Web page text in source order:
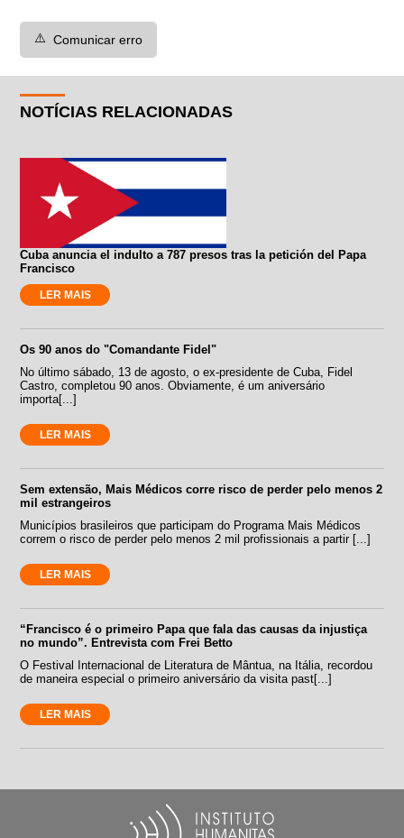
⚠️ Comunicar erro
NOTÍCIAS RELACIONADAS
Cuba anuncia el indulto a 787 presos tras la petición del Papa
Francisco
LER MAIS
Os 90 anos do "Comandante Fidel"
No último sábado, 13 de agosto, o ex-presidente de Cuba, Fidel
Castro, completou 90 anos. Obviamente, é um aniversário
importa[...]
LER MAIS
Sem extensão, Mais Médicos corre risco de perder pelo menos 2
mil estrangeiros
Municípios brasileiros que participam do Programa Mais Médicos
correm o risco de perder pelo menos 2 mil profissionais a partir [...]
LER MAIS
“Francisco é o primeiro Papa que fala das causas da injustiça
no mundo”. Entrevista com Frei Betto
O Festival Internacional de Literatura de Mântua, na Itália, recordou
de maneira especial o primeiro aniversário da visita past[...]
LER MAIS